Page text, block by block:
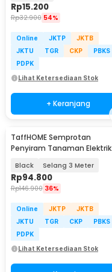
Rp15.200
Rp32.900 54%
Online JKTP
JKTB
JKTU
TGR CKP
PBKS
PDPK
Lihat Ketersediaan Stok
+ Keranjang
TaffHOME Semprotan
Penyiram Tanaman Elektrik
Black Selang 3 Meter
Rp94.800
Rp146.900 36%
Online JKTP
JKTB
JKTU
TGR CKP
PBKS
PDPK
Lihat Ketersediaan Stok